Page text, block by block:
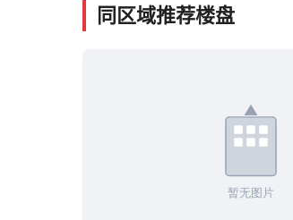
同区域推荐楼盘